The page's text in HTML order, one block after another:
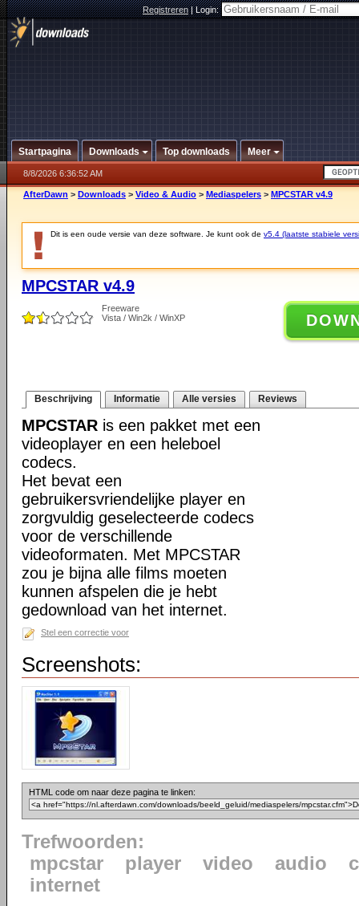
Registreren|Login:
Startpagina Downloads Top downloads Meer
8/8/2026 6:36:52 AM
AfterDawn > Downloads > Video & Audio > Mediaspelers > MPCSTAR v4.9
Dit is een oude versie van deze software. Je kunt ook de v5.4 (laatste stabiele
MPCSTAR v4.9
Freeware
Vista / Win2k / WinXP
Beschrijving Informatie Alle versies Reviews
MPCSTAR is een pakket met een
videoplayer en een heleboel
codecs.
Het bevat een
gebruikersvriendelijke player en
zorgvuldig geselecteerde codecs
voor de verschillende
videoformaten. Met MPCSTAR
zou je bijna alle films moeten
kunnen afspelen die je hebt
gedownload van het internet.
Stel een correctie voor
Screenshots:
HTML code om naar deze pagina te linken:
Trefwoorden:
mpcstar
player video audio
internet